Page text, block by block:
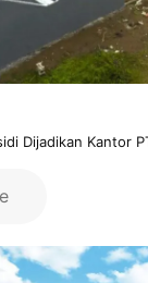
Dijadikan Kantor